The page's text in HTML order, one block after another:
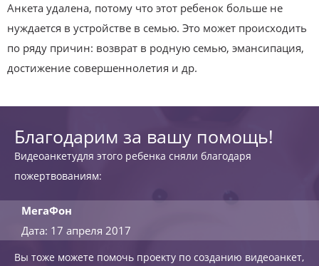
Анкета удалена, потому что этот ребенок больше не
нуждается в устройстве в семью. Это может происходить
по ряду причин: возврат в родную семью, эмансипация,
достижение совершеннолетия и др.
Благодарим за вашу помощь!
Видеоанкетудля этого ребенка сняли благодаря
пожертвованиям:
МегаФон
Дата: 17 апреля 2017
Вы тоже можете помочь проекту по созданию видеоанкет,